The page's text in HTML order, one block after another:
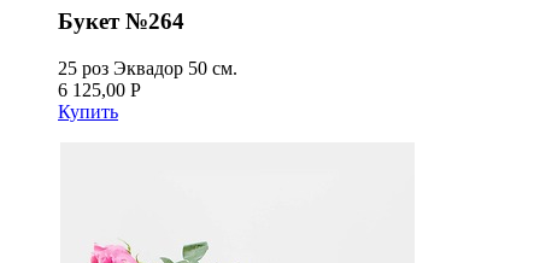
Букет №264
25 роз Эквадор 50 см.
6 125,00 Р
Купить